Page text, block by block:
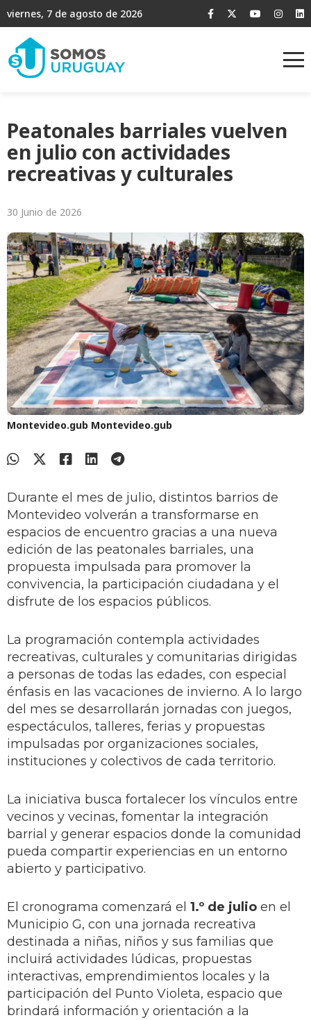
viernes, 7 de agosto de 2026
Peatonales barriales vuelven
en julio con actividades
recreativas y culturales
30 Junio de 2026
Montevideo.gub Montevideo.gub
Durante el mes de julio, distintos barrios de
Montevideo volverán a transformarse en
espacios de encuentro gracias a una nueva
edición de las peatonales barriales, una
propuesta impulsada para promover la
convivencia, la participación ciudadana y el
disfrute de los espacios públicos.
La programación contempla actividades
recreativas, culturales y comunitarias dirigidas
a personas de todas las edades, con especial
énfasis en las vacaciones de invierno. A lo largo
del mes se desarrollarán jornadas con juegos,
espectáculos, talleres, ferias y propuestas
impulsadas por organizaciones sociales,
instituciones y colectivos de cada territorio.
La iniciativa busca fortalecer los vínculos entre
vecinos y vecinas, fomentar la integración
barrial y generar espacios donde la comunidad
pueda compartir experiencias en un entorno
abierto y participativo.
El cronograma comenzará el 1.º de julio en el
Municipio G, con una jornada recreativa
destinada a niñas, niños y sus familias que
incluirá actividades lúdicas, propuestas
interactivas, emprendimientos locales y la
participación del Punto Violeta, espacio que
brindará información y orientación a la